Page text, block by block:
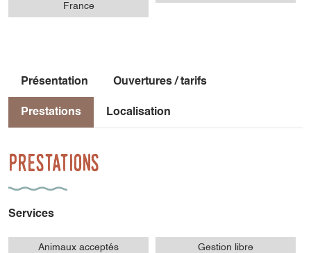
France
Présentation Ouvertures / tarifs
Prestations Localisation
Prestations
Services
Animaux acceptés Gestion libre